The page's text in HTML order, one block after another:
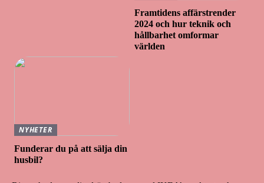
Framtidens affärstrender
2024 och hur teknik och
hållbarhet omformar
världen
NYHETER
Funderar du på att sälja din
husbil?